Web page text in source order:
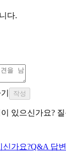
다.
작성
있으신가요?
신가요?Q&A 답변